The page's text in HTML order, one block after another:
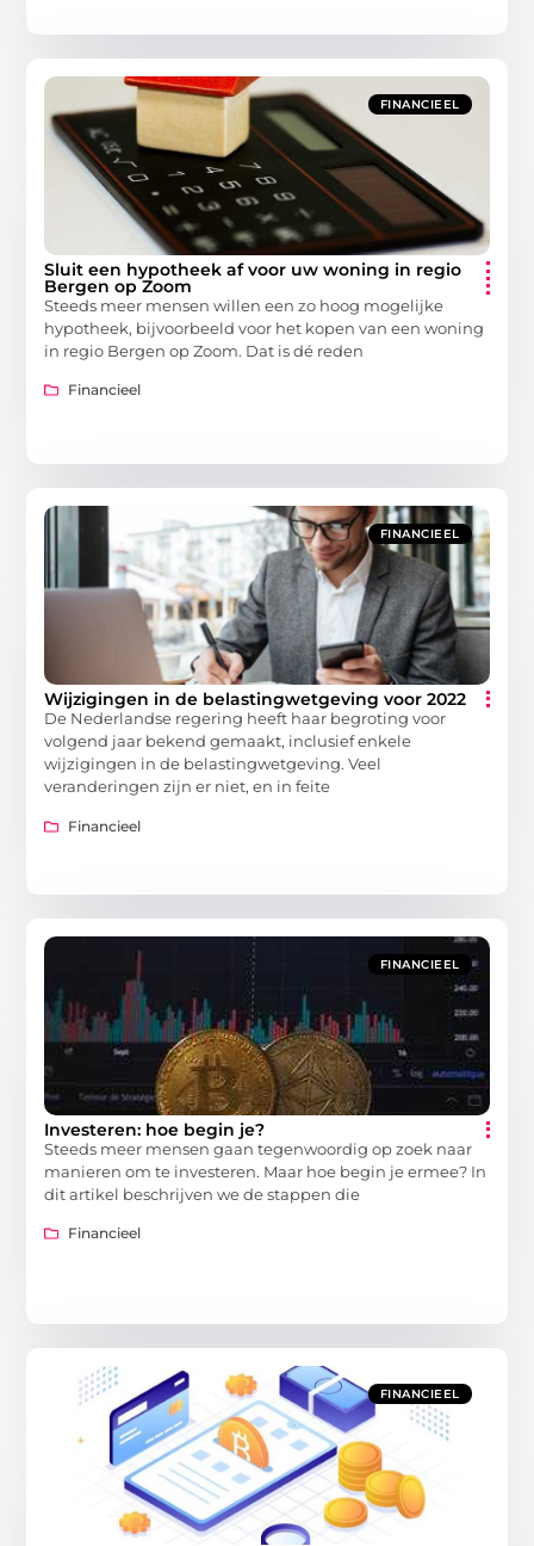
FINANCIEEL
Sluit een hypotheek af voor uw woning in regio
Bergen op Zoom
Steeds meer mensen willen een zo hoog mogelijke
hypotheek, bijvoorbeeld voor het kopen van een woning
in regio Bergen op Zoom. Dat is dé reden
Financieel
FINANCIEEL
Wijzigingen in de belastingwetgeving voor 2022
De Nederlandse regering heeft haar begroting voor
volgend jaar bekend gemaakt, inclusief enkele
wijzigingen in de belastingwetgeving. Veel
veranderingen zijn er niet, en in feite
Financieel
FINANCIEEL
Investeren: hoe begin je?
Steeds meer mensen gaan tegenwoordig op zoek naar
manieren om te investeren. Maar hoe begin je ermee? In
dit artikel beschrijven we de stappen die
Financieel
FINANCIEEL